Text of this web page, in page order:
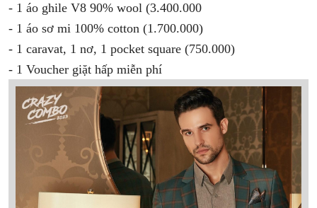
- 1 áo ghile V8 90% wool (3.400.000
- 1 áo sơ mi 100% cotton (1.700.000)
- 1 caravat, 1 nơ, 1 pocket square (750.000)
- 1 Voucher giặt hấp miễn phí